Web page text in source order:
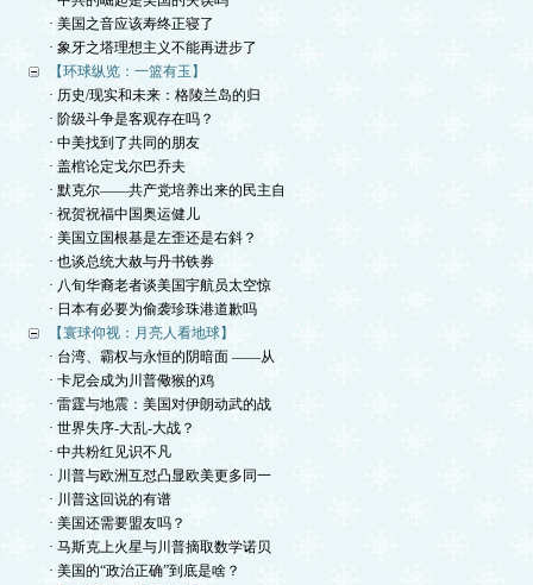
· 美国之音应该寿终正寝了
· 象牙之塔理想主义不能再进步了
【环球纵览：一篮有玉】
· 历史/现实和未来：格陵兰岛的归
· 阶级斗争是客观存在吗？
· 中美找到了共同的朋友
· 盖棺论定戈尔巴乔夫
· 默克尔——共产党培养出来的民主自
· 祝贺祝福中国奥运健儿
· 美国立国根基是左歪还是右斜？
· 也谈总统大赦与丹书铁券
· 八旬华裔老者谈美国宇航员太空惊
· 日本有必要为偷袭珍珠港道歉吗
【寰球仰视：月亮人看地球】
· 台湾、霸权与永恒的阴暗面 ——从
· 卡尼会成为川普儆猴的鸡
· 雷霆与地震：美国对伊朗动武的战
· 世界失序-大乱-大战？
· 中共粉红见识不凡
· 川普与欧洲互怼凸显欧美更多同一
· 川普这回说的有谱
· 美国还需要盟友吗？
· 马斯克上火星与川普摘取数学诺贝
· 美国的“政治正确”到底是啥？